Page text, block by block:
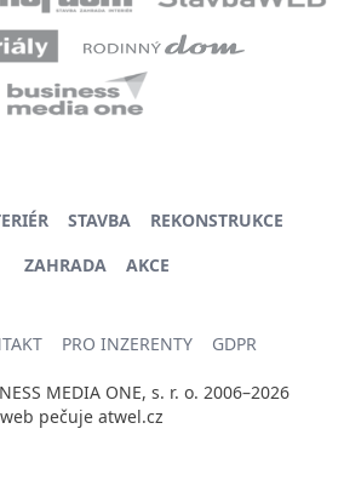
STAVBA
REKONSTRUKCE
ZAHRADA
AKCE
PRO INZERENTY GDPR
MEDIA ONE, s. r. o. 2006–2026